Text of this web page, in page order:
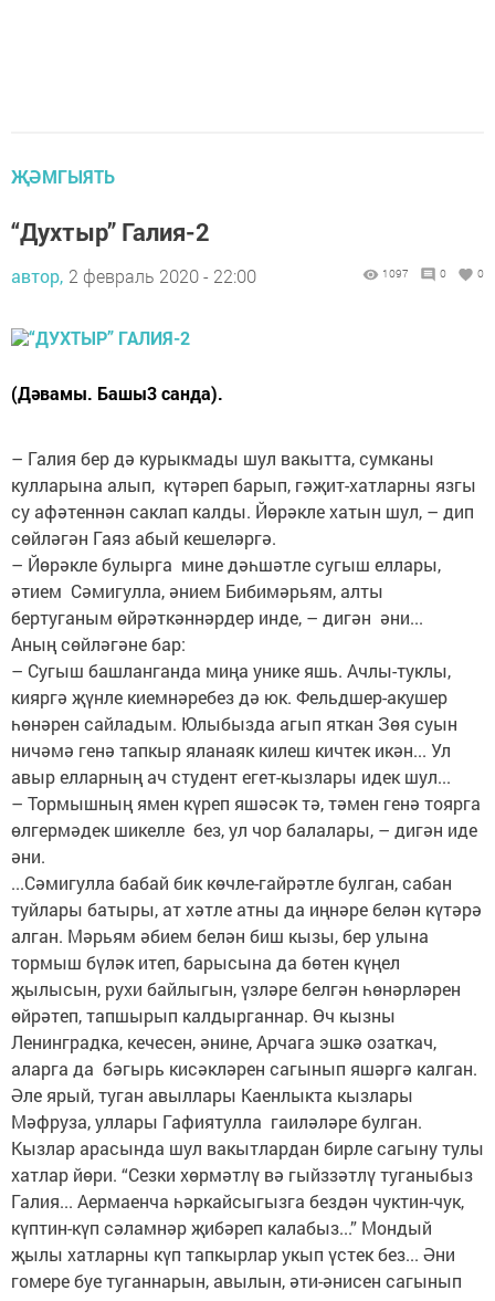
ҖӘМГЫЯТЬ
“Духтыр” Галия-2
автор, 2 февраль 2020 - 22:00 1097 0 0
(Дәвамы. Башы3 санда).
– Галия бер дә курыкмады шул вакытта, сумканы
кулларына алып, күтәреп барып, гәҗит-хатларны язгы
су афәтеннән саклап калды. Йөрәкле хатын шул, – дип
сөйләгән Гаяз абый кешеләргә.
– Йөрәкле булырга мине дәһшәтле сугыш еллары,
әтием Сәмигулла, әнием Бибимәрьям, алты
бертуганым өйрәткәннәрдер инде, – дигән әни...
Аның сөйләгәне бар:
– Сугыш башланганда миңа унике яшь. Ачлы-туклы,
кияргә җүнле киемнәребез дә юк. Фельдшер-акушер
һөнәрен сайладым. Юлыбызда агып яткан Зөя суын
ничәмә генә тапкыр яланаяк килеш кичтек икән... Ул
авыр елларның ач студент егет-кызлары идек шул...
– Тормышның ямен күреп яшәсәк тә, тәмен генә тоярга
өлгермәдек шикелле без, ул чор балалары, – дигән иде
әни.
...Сәмигулла бабай бик көчле-гайрәтле булган, сабан
туйлары батыры, ат хәтле атны да иңнәре белән күтәрә
алган. Мәрьям әбием белән биш кызы, бер улына
тормыш бүләк итеп, барысына да бөтен күңел
җылысын, рухи байлыгын, үзләре белгән һөнәрләрен
өйрәтеп, тапшырып калдырганнар. Өч кызны
Ленинградка, кечесен, әнине, Арчага эшкә озаткач,
аларга да бәгырь кисәкләрен сагынып яшәргә калган.
Әле ярый, туган авыллары Каенлыкта кызлары
Мәфруза, уллары Гафиятулла гаиләләре булган.
Кызлар арасында шул вакытлардан бирле сагыну тулы
хатлар йөри. “Сезки хөрмәтлү вә гыйззәтлү туганыбыз
Галия... Аермаенча һәркайсыгызга бездән чуктин-чук,
күптин-күп сәламнәр җибәреп калабыз...” Мондый
җылы хатларны күп тапкырлар укып үстек без... Әни
гомере буе туганнарын, авылын, әти-әнисен сагынып